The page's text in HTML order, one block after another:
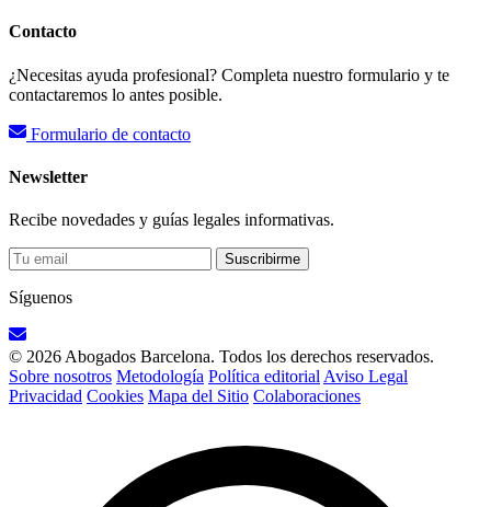
Contacto
¿Necesitas ayuda profesional? Completa nuestro formulario y te
contactaremos lo antes posible.
Formulario de contacto
Newsletter
Recibe novedades y guías legales informativas.
Suscribirme
Síguenos
© 2026 Abogados Barcelona. Todos los derechos reservados.
Sobre nosotros Metodología Política editorial Aviso Legal
Privacidad Cookies Mapa del Sitio Colaboraciones